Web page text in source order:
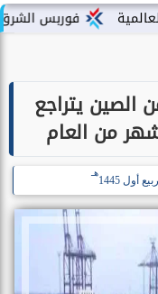
فوربس الشرق الأوسط
الصين يتراجع
هـ